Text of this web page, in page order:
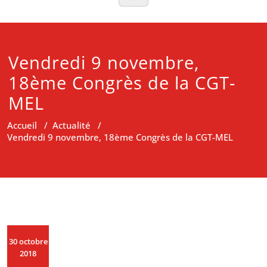
Vendredi 9 novembre,
18ème Congrès de la CGT-
MEL
Accueil / Actualité /
Vendredi 9 novembre, 18ème Congrès de la CGT-MEL
30 octobre
2018